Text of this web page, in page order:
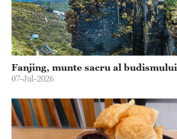
Fanjing, munte sacru al budismului
07-Jul-2026